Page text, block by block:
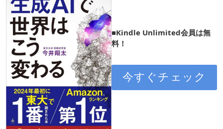
■Kindle Unlimited会員は無
料！
今すぐチェック